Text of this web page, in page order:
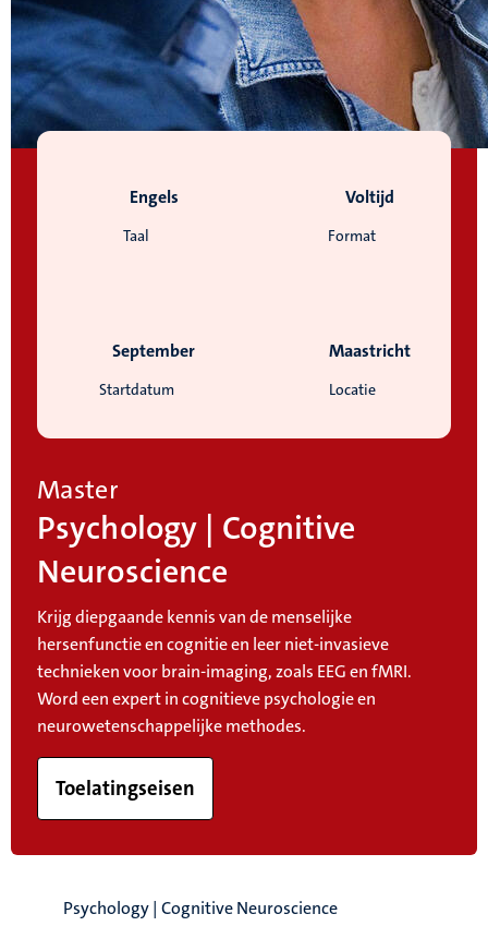
Taal
Engels
Format
Voltijd
Startdatum
September
Locatie
Maastricht
Master
Psychology | Cognitive
Neuroscience
Krijg diepgaande kennis van de menselijke
hersenfunctie en cognitie en leer niet-invasieve
technieken voor brain-imaging, zoals EEG en fMRI.
Word een expert in cognitieve psychologie en
neurowetenschappelijke methodes.
Toelatingseisen
Psychology | Cognitive Neuroscience